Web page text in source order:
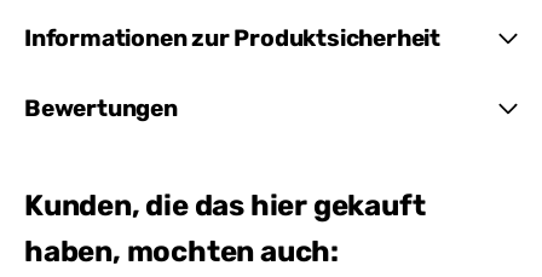
Informationen zur Produktsicherheit
Bewertungen
Kunden, die das hier gekauft
haben, mochten auch: